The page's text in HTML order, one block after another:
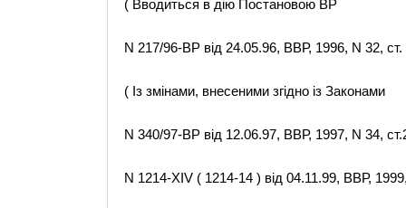
( Вводиться в дію Постановою ВР
N 217/96-ВР від 24.05.96, ВВР, 1996, N 32, ст.
( Із змінами, внесеними згідно із Законами
N 340/97-ВР від 12.06.97, ВВР, 1997, N 34,
N 1214-XIV ( 1214-14 ) від 04.11.99, ВВР,